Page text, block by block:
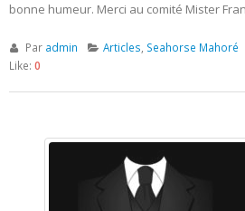
bonne humeur. Merci au comité Mister
Par admin Articles Seahorse Mahoré
Like: 0